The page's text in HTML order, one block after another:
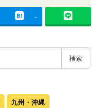
-
検索
九州・沖縄